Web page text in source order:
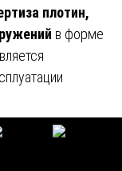
плотин,
в форме
выявляемых в